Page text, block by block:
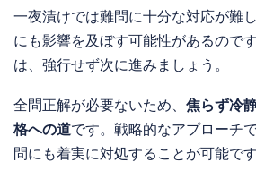
一夜漬けでは難問に十分な対応が難
にも影響を及ぼす可能性があるので
は、強行せず次に進みましょう。
全問正解が必要ないため、 焦らず冷
格への道です。戦略的なアプローチ
問にも着実に対処することが可能です